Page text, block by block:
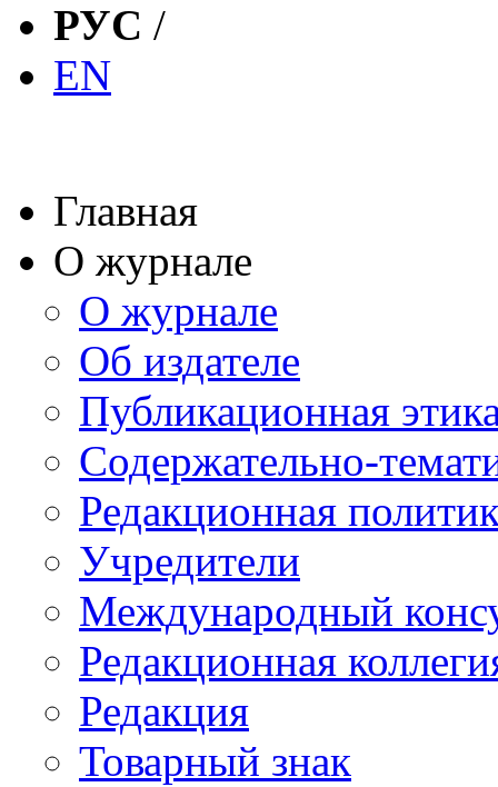
РУС /
EN
Главная
О журнале
О журнале
Об издателе
Публикационная
Содержательно-
Редакционная
Учредители
Международный
Редакционная
Редакция
Товарный знак